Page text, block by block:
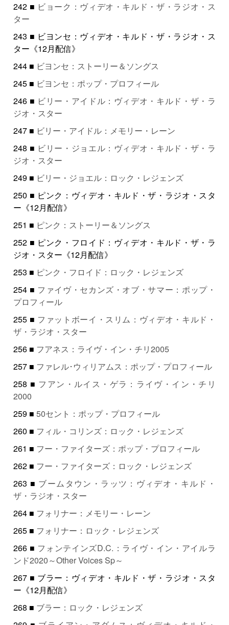
242 ■ ビョーク：ヴィデオ・キルド・ザ・ラジオ・ス
ター
243 ■ ビヨンセ：ヴィデオ・キルド・ザ・ラジオ・ス
ター《12月配信》
244 ■ ビヨンセ：ストーリー＆ソングス
245 ■ ビヨンセ：ポップ・プロフィール
246 ■ ビリー・アイドル：ヴィデオ・キルド・ザ・ラ
ジオ・スター
247 ■ ビリー・アイドル：メモリー・レーン
248 ■ ビリー・ジョエル：ヴィデオ・キルド・ザ・ラ
ジオ・スター
249 ■ ビリー・ジョエル：ロック・レジェンズ
250 ■ ピンク：ヴィデオ・キルド・ザ・ラジオ・スタ
ー《12月配信》
251 ■ ピンク：ストーリー＆ソングス
252 ■ ピンク・フロイド：ヴィデオ・キルド・ザ・ラ
ジオ・スター《12月配信》
253 ■ ピンク・フロイド：ロック・レジェンズ
254 ■ ファイヴ・セカンズ・オブ・サマー：ポップ・
プロフィール
255 ■ ファットボーイ・スリム：ヴィデオ・キルド・
ザ・ラジオ・スター
256 ■ フアネス：ライヴ・イン・チリ2005
257 ■ ファレル･ウィリアムス：ポップ・プロフィール
258 ■ フアン・ルイス・ゲラ：ライヴ・イン・チリ
2000
259 ■50セント：ポップ・プロフィール
260 ■ フィル・コリンズ：ロック・レジェンズ
261 ■ フー・ファイターズ：ポップ・プロフィール
262 ■ フー・ファイターズ：ロック・レジェンズ
263 ■ ブームタウン・ラッツ：ヴィデオ・キルド・
ザ・ラジオ・スター
264 ■ フォリナー：メモリー・レーン
265 ■ フォリナー：ロック・レジェンズ
266 ■ フォンテインズD.C.：ライヴ・イン・アイルラ
ンド2020～Other Voices Sp～
267 ■ ブラー：ヴィデオ・キルド・ザ・ラジオ・スタ
ー《12月配信》
268 ■ ブラー：ロック・レジェンズ